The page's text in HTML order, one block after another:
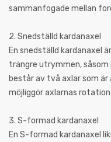
sammanfogade mellan
2. Snedställd kardanaxel
En snedställd kardanaxel
trängre utrymmen, såsom
består av två axlar som
möjliggör axlarnas rotation
3. S-formad kardanaxel
En S-formad kardanaxel